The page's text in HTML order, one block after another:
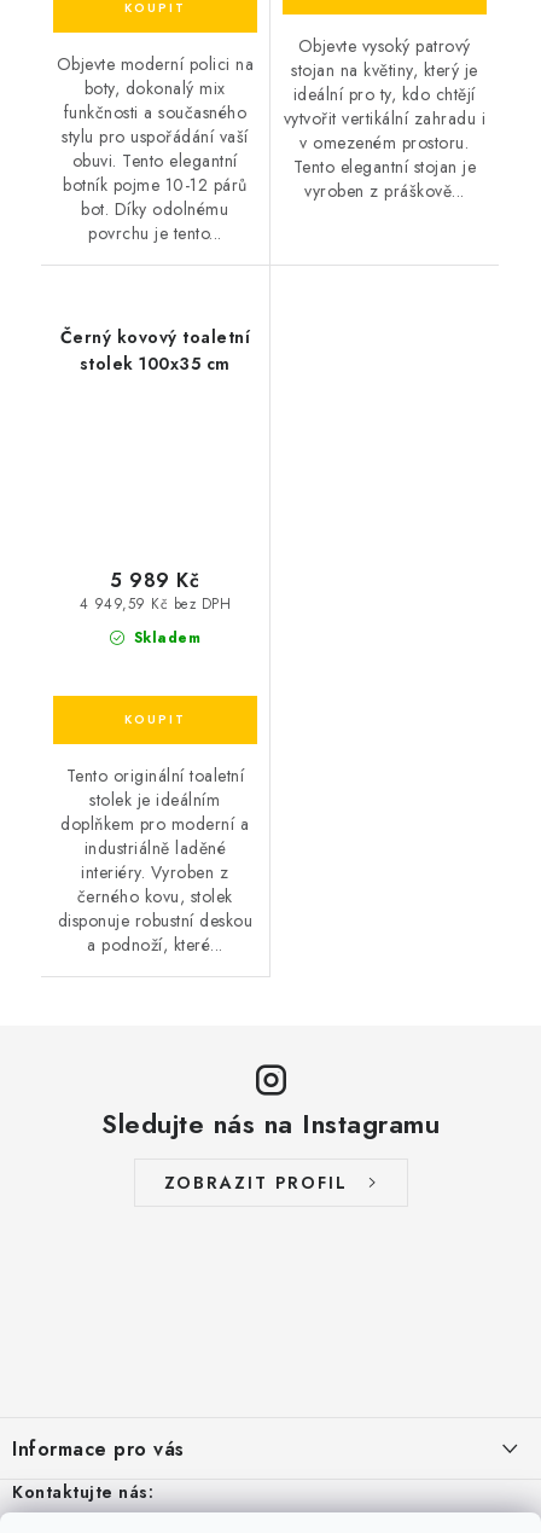
Objevte moderní polici na
boty, dokonalý mix
funkčnosti a současného
stylu pro uspořádání vaší
obuvi. Tento elegantní
botník pojme 10-12 párů
bot. Díky odolnému
povrchu je tento...
Objevte vysoký patrový
stojan na květiny, který je
ideální pro ty, kdo chtějí
vytvořit vertikální zahradu i
v omezeném prostoru.
Tento elegantní stojan je
vyroben z práškově...
Černý kovový toaletní
stolek 100x35 cm
Skladem
4 949,59 Kč bez DPH
5 989 Kč
Tento originální toaletní
stolek je ideálním
doplňkem pro moderní a
industriálně laděné
interiéry. Vyroben z
černého kovu, stolek
disponuje robustní deskou
a podnoží, které...
Sledujte nás na Instagramu
ZOBRAZIT PROFIL
p
a
Informace pro vás
Aktuality
Kontaktujte nás: